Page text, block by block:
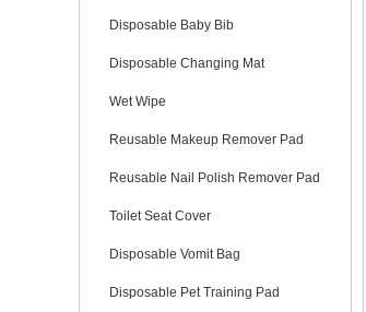
Disposable Baby Bib
Disposable Changing Mat
Wet Wipe
Reusable Makeup Remover Pad
Reusable Nail Polish Remover Pad
Toilet Seat Cover
Disposable Vomit Bag
Disposable Pet Training Pad